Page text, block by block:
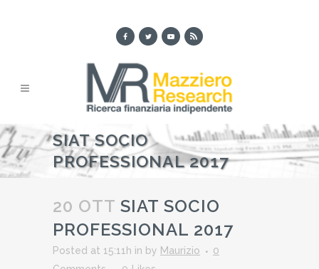
SIAT SOCIO
PROFESSIONAL 2017
20 OTT SIAT SOCIO
PROFESSIONAL 2017
Posted at 15:11h in by Maurizio
0